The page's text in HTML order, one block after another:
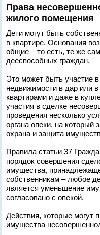
Права
жилого помещения
Дети могут быть
в квартире. Основания
общие – то есть, те же
дееспособных граждан.
Это может быть участие
недвижимости в дар или
квартирами и даже в
участия в сделке
проведения несколько
органа опеки, на который
охрана и защита
Правила статьи 37
порядок совершения
имущества,
собственникам – любое
является уменьшение
согласовано с опекой.
Действия, которые могут
имущества